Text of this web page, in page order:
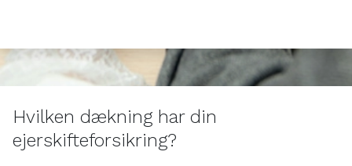
Hvilken dækning har din
ejerskifteforsikring?